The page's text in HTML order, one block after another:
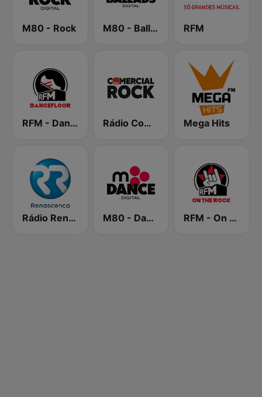
M80 - Rock M80 - Ballads RFM
RFM - Dancefloor Rádio Comercial Rock Mega Hits
Rádio Renascença M80 - Dance RFM - On the Rock